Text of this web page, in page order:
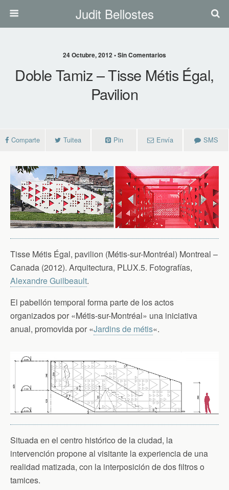
Judit Bellostes
24 Octubre, 2012 • Sin Comentarios
Doble Tamiz – Tisse Métis Égal,
Pavilion
Comparte Tuitea Pin Envía SMS
Tisse Métis Égal, pavilion (Métis-sur-Montréal) Montreal –
Canada (2012). Arquitectura, PLUX.5. Fotografías,
Alexandre Guilbeault.
El pabellón temporal forma parte de los actos
organizados por «Métis-sur-Montréal» una iniciativa
anual, promovida por «Jardins de métis«.
Situada en el centro histórico de la ciudad, la
intervención propone al visitante la experiencia de una
realidad matizada, con la interposición de dos filtros o
tamices.